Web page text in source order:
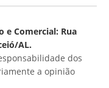
e Comercial: Rua
AL.
dos
a opinião